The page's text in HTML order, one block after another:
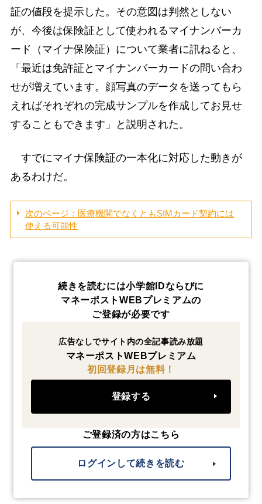
証の値段を提示した。その意図は判然としない
が、今後は保険証として使われるマイナンバーカ
ード（マイナ保険証）について業者に訊ねると、
「最近は免許証とマイナンバーカードの問い合わ
せが増えています。顔写真のデータを送ってもら
えればそれぞれの完成サンプルを作成してお見せ
することもできます」と説明された。
すでにマイナ保険証の一本化に対応した動きが
あるわけだ。
次のページ：医療機関でなくともSIMカード契約には
使える可能性
続きを読むには小学館IDならびに
マネーポストWEBプレミアムの
ご登録が必要です
広告なしでサイト内の全記事読み放題
マネーポストWEBプレミアム
初回登録月は無料！
登録する
ご登録済の方はこちら
ログインして続きを読む